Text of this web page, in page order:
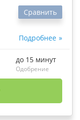
Подробнее
Сравнить
до 15 минут
Одобрение